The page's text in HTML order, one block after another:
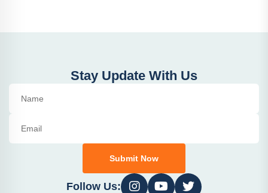
Stay Update With Us
Submit Now
Follow Us: